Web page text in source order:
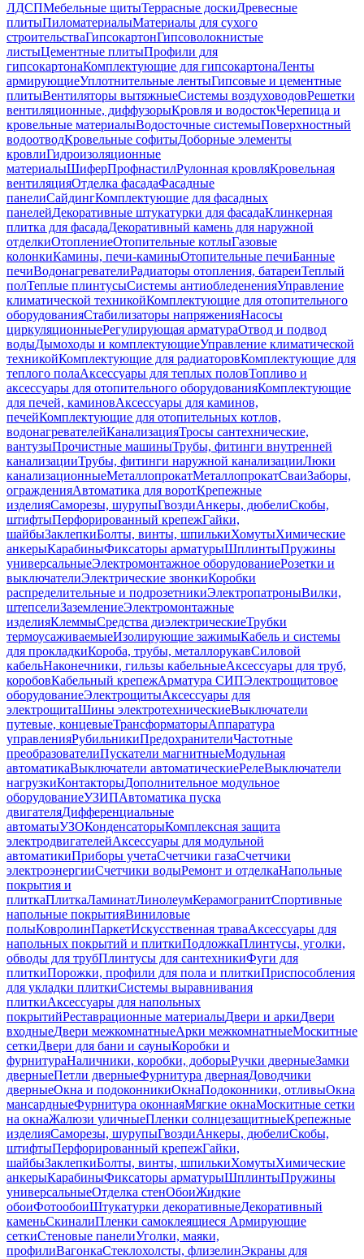
ЛДСПМебельные щитыТеррасные доскиДревесные
плитыПиломатериалыМатериалы для сухого
строительстваГипсокартонГипсоволокнистые
листыЦементные плитыПрофили для
гипсокартонаКомплектующие для гипсокартонаЛенты
армирующиеУплотнительные лентыГипсовые и цементные
плитыВентиляторы вытяжныеСистемы воздуховодовРешетки
вентиляционные, диффузорыКровля и водостокЧерепица и
кровельные материалыВодосточные системыПоверхностный
водоотводКровельные софитыДоборные элементы
кровлиГидроизоляционные
материалыШиферПрофнастилРулонная кровляКровельная
вентиляцияОтделка фасадаФасадные
панелиСайдингКомплектующие для фасадных
панелейДекоративные штукатурки для фасадаКлинкерная
плитка для фасадаДекоративный камень для наружной
отделкиОтоплениеОтопительные котлыГазовые
колонкиКамины, печи-каминыОтопительные печиБанные
печиВодонагревателиРадиаторы отопления, батареиТеплый
полТеплые плинтусыСистемы антиобледененияУправление
климатической техникойКомплектующие для отопительного
оборудованияСтабилизаторы напряженияНасосы
циркуляционныеРегулирующая арматураОтвод и подвод
водыДымоходы и комплектующиеУправление климатической
техникойКомплектующие для радиаторовКомплектующие для
теплого полаАксессуары для теплых половТопливо и
аксессуары для отопительного оборудованияКомплектующие
для печей, каминовАксессуары для каминов,
печейКомплектующие для отопительных котлов,
водонагревателейКанализацияТросы сантехнические,
вантузыПрочистные машиныТрубы, фитинги внутренней
канализацииТрубы, фитинги наружной канализацииЛюки
канализационныеМеталлопрокатМеталлопрокатСваиЗаборы,
огражденияАвтоматика для воротКрепежные
изделияСаморезы, шурупыГвоздиАнкеры, дюбелиСкобы,
штифтыПерфорированный крепежГайки,
шайбыЗаклепкиБолты, винты, шпилькиХомутыХимические
анкерыКарабиныФиксаторы арматурыШплинтыПружины
универсальныеЭлектромонтажное оборудованиеРозетки и
выключателиЭлектрические звонкиКоробки
распределительные и подрозетникиЭлектропатроныВилки,
штепселиЗаземлениеЭлектромонтажные
изделияКлеммыСредства диэлектрическиеТрубки
термоусаживаемыеИзолирующие зажимыКабель и системы
для прокладкиКороба, трубы, металлорукавСиловой
кабельНаконечники, гильзы кабельныеАксессуары для труб,
коробовКабельный крепежАрматура СИПЭлектрощитовое
оборудованиеЭлектрощитыАксессуары для
электрощитаШины электротехническиеВыключатели
путевые, концевыеТрансформаторыАппаратура
управленияРубильникиПредохранителиЧастотные
преобразователиПускатели магнитныеМодульная
автоматикаВыключатели автоматическиеРелеВыключатели
нагрузкиКонтакторыДополнительное модульное
оборудованиеУЗИПАвтоматика пуска
двигателяДифференциальные
автоматыУЗОКонденсаторыКомплексная защита
электродвигателейАксессуары для модульной
автоматикиПриборы учетаСчетчики газаСчетчики
электроэнергииСчетчики водыРемонт и отделкаНапольные
покрытия и
плиткаПлиткаЛаминатЛинолеумКерамогранитСпортивные
напольные покрытияВиниловые
полыКовролинПаркетИскусственная траваАксессуары для
напольных покрытий и плиткиПодложкаПлинтусы, уголки,
обводы для трубПлинтусы для сантехникиФуги для
плиткиПорожки, профили для пола и плиткиПриспособления
для укладки плиткиСистемы выравнивания
плиткиАксессуары для напольных
покрытийРеставрационные материалыДвери и аркиДвери
входныеДвери межкомнатныеАрки межкомнатныеМоскитные
сеткиДвери для бани и сауныКоробки и
фурнитураНаличники, коробки, доборыРучки дверныеЗамки
дверныеПетли дверныеФурнитура двернаяДоводчики
дверныеОкна и подоконникиОкнаПодоконники, отливыОкна
мансардныеФурнитура оконнаяМягкие окнаМоскитные сетки
на окнаЖалюзи уличныеПленки солнцезащитныеКрепежные
изделияСаморезы, шурупыГвоздиАнкеры, дюбелиСкобы,
штифтыПерфорированный крепежГайки,
шайбыЗаклепкиБолты, винты, шпилькиХомутыХимические
анкерыКарабиныФиксаторы арматурыШплинтыПружины
универсальныеОтделка стенОбоиЖидкие
обоиФотообоиШтукатурки декоративныеДекоративный
каменьСкиналиПленки самоклеящиеся Армирующие
сеткиСтеновые панелиУголки, маяки,
профилиВагонкаСтеклохолсты, флизелинЭкраны для